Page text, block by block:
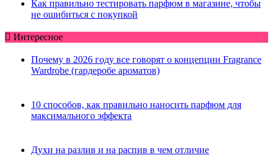
Как правильно тестировать парфюм в магазине, чтобы
не ошибиться с покупкой
Интересное
Почему в 2026 году все говорят о концепции Fragrance
Wardrobe (гардеробе ароматов)
10 способов, как правильно наносить парфюм для
максимального эффекта
Духи на разлив и на распив в чем отличие